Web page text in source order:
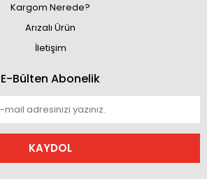
Kargom Nerede?
Arızalı Ürün
İletişim
E-Bülten Abonelik
KAYDOL